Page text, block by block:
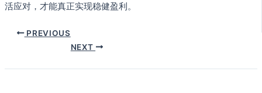
活应对，才能真正实现稳健盈利。
PREVIOUS
NEXT